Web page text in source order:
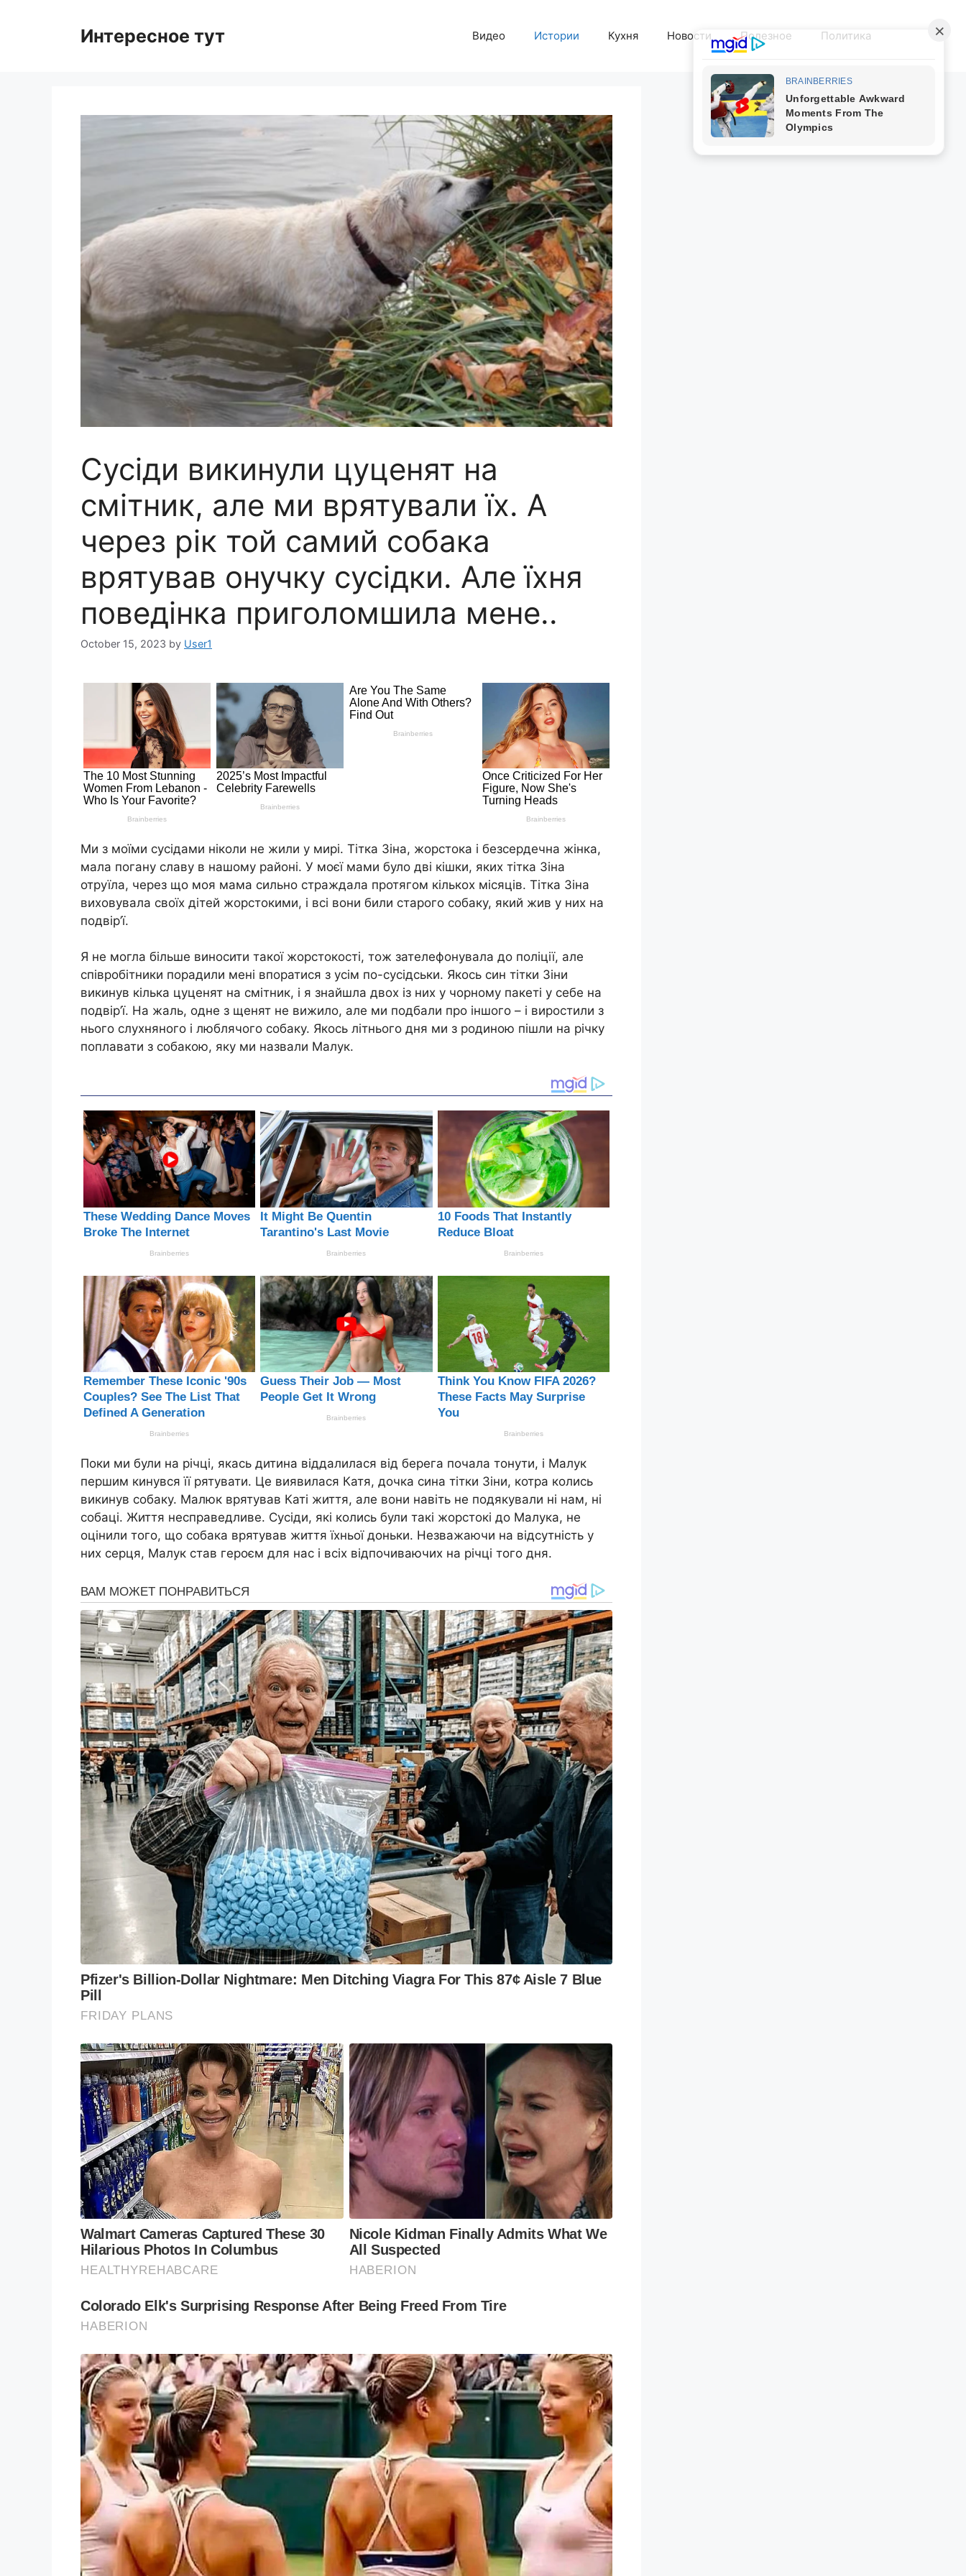
Интересное тут Видео Истории Кухня Новости Полезное Политика
Сусіди викинули цуценят на
смітник, але ми врятували їх. А
через рік той самий собака
врятував онучку сусідки. Але їхня
поведінка приголомшила мене..
October 15, 2023 by User1
Ми з моїми сусідами ніколи не жили у мирі. Тітка Зіна, жорстока і безсердечна жінка,
мала погану славу в нашому районі. У моєї мами було дві кішки, яких тітка Зіна
отруїла, через що моя мама сильно страждала протягом кількох місяців. Тітка Зіна
виховувала своїх дітей жорстокими, і всі вони били старого собаку, який жив у них на
подвір’ї.
Я не могла більше виносити такої жорстокості, тож зателефонувала до поліції, але
співробітники порадили мені впоратися з усім по-сусідськи. Якось син тітки Зіни
викинув кілька цуценят на смітник, і я знайшла двох із них у чорному пакеті у себе на
подвір’ї. На жаль, одне з щенят не вижило, але ми подбали про іншого – і виростили з
нього слухняного і люблячого собаку. Якось літнього дня ми з родиною пішли на річку
поплавати з собакою, яку ми назвали Малук.
Поки ми були на річці, якась дитина віддалилася від берега почала тонути, і Малук
першим кинувся її рятувати. Це виявилася Катя, дочка сина тітки Зіни, котра колись
викинув собаку. Малюк врятував Каті життя, але вони навіть не подякували ні нам, ні
собаці. Життя несправедливе. Сусіди, які колись були такі жорстокі до Малука, не
оцінили того, що собака врятував життя їхньої доньки. Незважаючи на відсутність у
них серця, Малук став героєм для нас і всіх відпочиваючих на річці того дня.